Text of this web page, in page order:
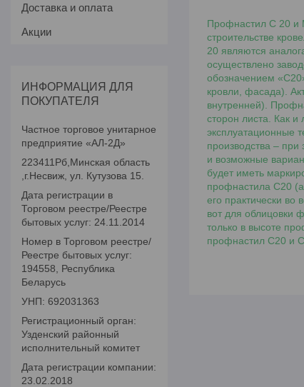
Профнастил С 20 и
строительстве
20 являются
осуществлено
обозначением
кровли, фасада).
внутренней).
сторон листа. Как
эксплуатационные
производства –
и возможные
будет иметь
профнастила С20 (а
его практически
вот для облицовки
только в высоте
профнастил С20 и
Доставка и оплата
Акции
ИНФОРМАЦИЯ ДЛЯ
ПОКУПАТЕЛЯ
Частное торговое унитарное
предприятие «АЛ-2Д»
223411Рб,Минская область
,г.Несвиж, ул. Кутузова 15.
Дата регистрации в
Торговом реестре/Реестре
бытовых услуг: 24.11.2014
Номер в Торговом реестре/
Реестре бытовых услуг:
194558, Республика
Беларусь
УНП: 692031363
Регистрационный орган:
Узденский районный
исполнительный комитет
Дата регистрации компании:
23.02.2018